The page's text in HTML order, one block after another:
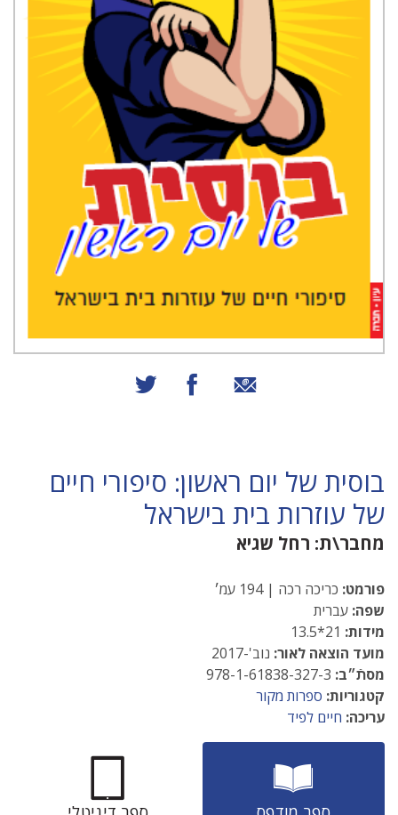
שיתוף באמצעות אימייל
שיתוף בפייסבוק
בוסית של יום ראשון: סיפורי חיים
של עוזרות בית בישראל
מחבר\ת: רחל שגיא
פורמט: כריכה רכה | 194 עמ׳
שפה: עברית
מידות:
מועד הוצאה לאור: נוב'-2017
מסתֿ״ב:
קטגוריות: ספרות מקור
עריכה: חיים לפיד